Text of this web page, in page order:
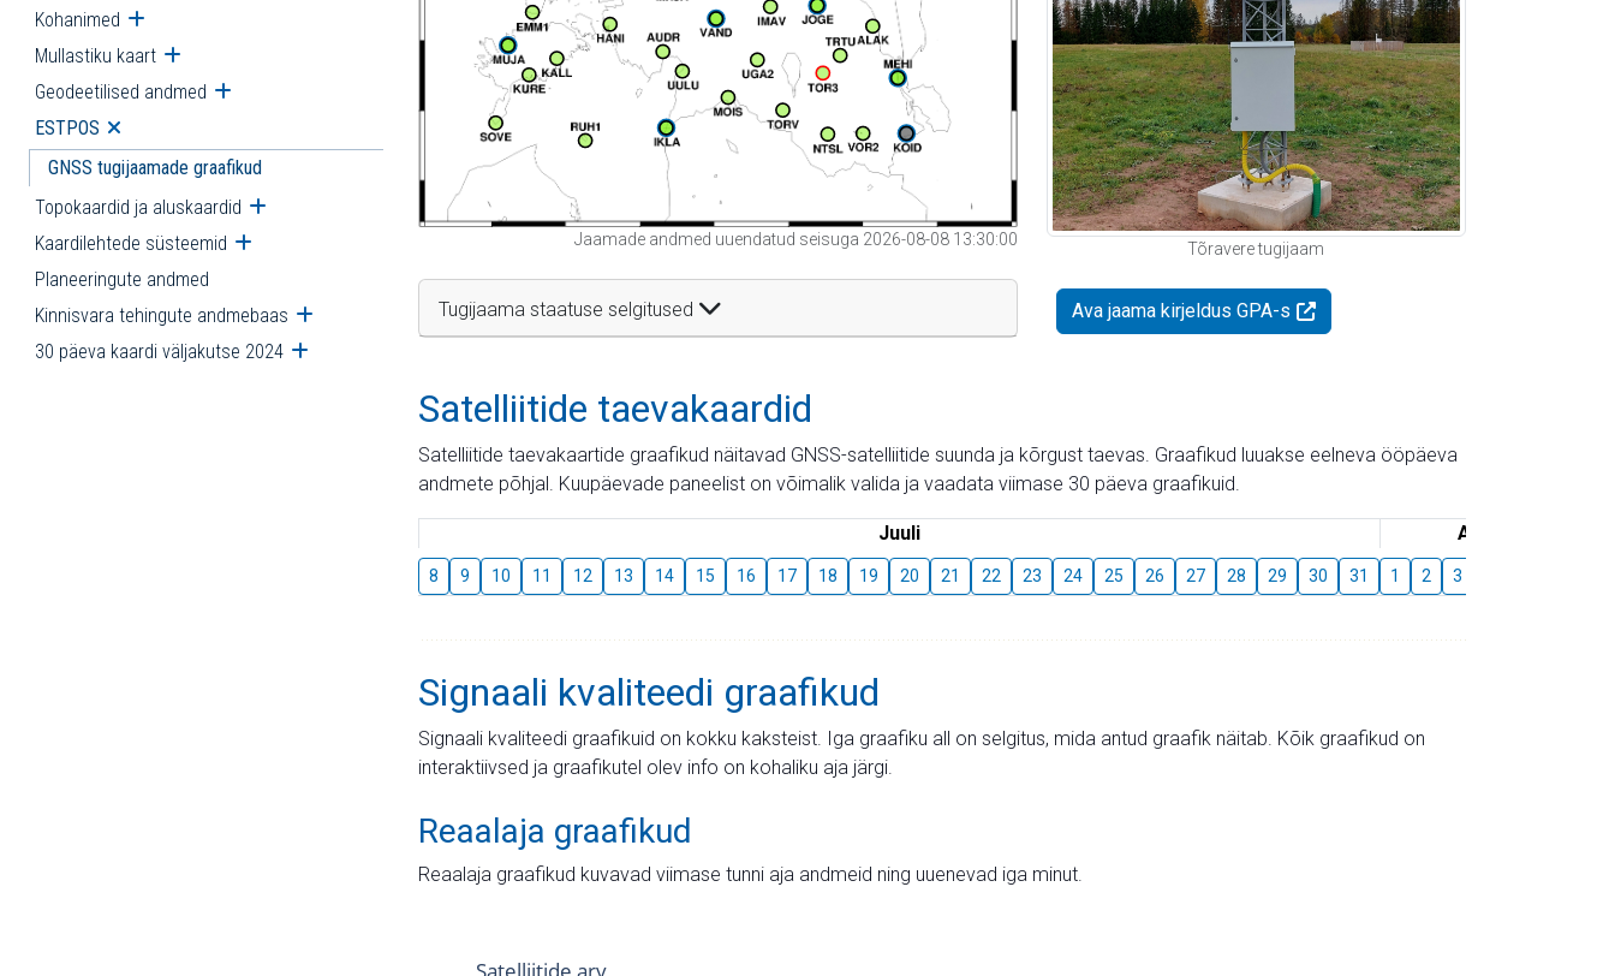
Kohanimed Ava alammenüü
Mullastiku kaart Ava alammenüü
Geodeetilised andmed Ava alammenüü
ESTPOS Ava alammenüü
GNSS tugijaamade graafikud
Topokaardid ja aluskaardid Ava alammenüü
Kaardilehtede süsteemid Ava alammenüü
Planeeringute andmed
Kinnisvara tehingute andmebaas Ava alammenüü
30 päeva kaardi väljakutse 2024 Ava alammenüü
Jaamade andmed uuendatud seisuga 2026-08-08 13:30:00
Tugijaama staatuse selgitused
Tõravere tugijaam
Ava jaama kirjeldus GPA-s
Satelliitide taevakaardid
Satelliitide taevakaartide graafikud näitavad GNSS-satelliitide suunda ja kõrgust taevas. Graafikud luuakse eelneva ööpäeva
andmete põhjal. Kuupäevade paneelist on võimalik valida ja vaadata viimase 30 päeva graafikuid.
Juuli August
8 9 10 11 12 13 14 15 16 17 18 19 20 21 22 23 24 25 26 27 28 29 30 31 1 2 3
Signaali kvaliteedi graafikud
Signaali kvaliteedi graafikuid on kokku kaksteist. Iga graafiku all on selgitus, mida antud graafik näitab. Kõik graafikud on
interaktiivsed ja graafikutel olev info on kohaliku aja järgi.
Reaalaja graafikud
Reaalaja graafikud kuvavad viimase tunni aja andmeid ning uuenevad iga minut.